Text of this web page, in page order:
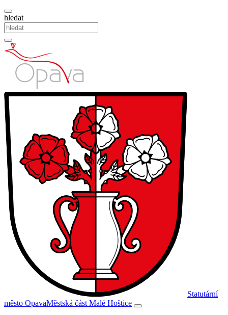
hledat
Statutární
město OpavaMěstská část Malé Hoštice